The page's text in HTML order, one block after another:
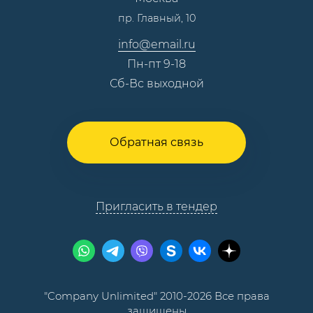
пр. Главный, 10
info@email.ru
Пн-пт 9-18
Сб-Вс выходной
Обратная связь
Пригласить в тендер
"Company Unlimited" 2010-2026 Все права